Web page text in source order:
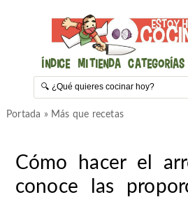
Índice Mi Tienda
Portada » Más que recetas
Cómo hacer el
conoce las